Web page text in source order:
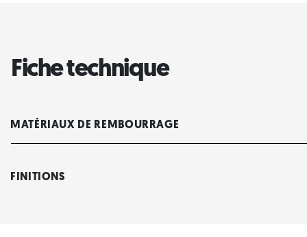
Fiche technique
MATÉRIAUX DE REMBOURRAGE
FINITIONS